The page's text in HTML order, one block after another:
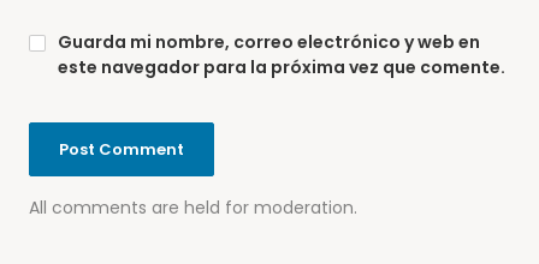
All comments are held for moderation.
Guarda mi nombre, correo electrónico y web en
este navegador para la próxima vez que comente.